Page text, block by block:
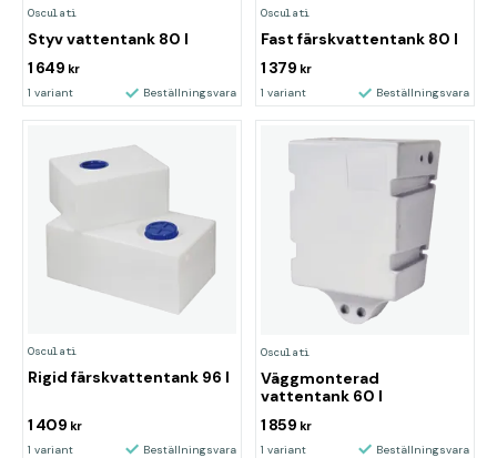
Osculati
Styv vattentank 80 l
1 649 kr
1 variant Beställningsvara
Osculati
Fast färskvattentank 80 l
1 379 kr
1 variant Beställningsvara
Osculati
Rigid färskvattentank 96 l
1 409 kr
1 variant Beställningsvara
Osculati
Väggmonterad
vattentank 60 l
1 859 kr
1 variant Beställningsvara